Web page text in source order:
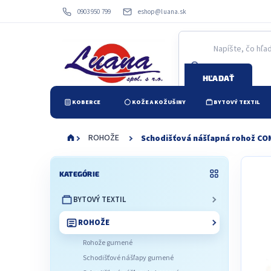
0903 950 799 eshop@luana.sk
HĽADAŤ
KOBERCE KOŽE A KOŽUŠINY BYTOVÝ TEXTIL
ROHOŽE Schodišťová nášľapná rohož
B
Preskočiť
KATEGÓRIE
BYTOVÝ TEXTIL
ROHOŽE
Rohože gumené
Schodišťové nášľapy gumené